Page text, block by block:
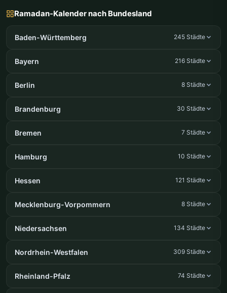
Ramadan-Kalender nach Bundesland
Baden-Württemberg 245 Städte
Bayern 216 Städte
Berlin 8 Städte
Brandenburg 30 Städte
Bremen 7 Städte
Hamburg 10 Städte
Hessen 121 Städte
Mecklenburg-Vorpommern 8 Städte
Niedersachsen 134 Städte
Nordrhein-Westfalen 309 Städte
Rheinland-Pfalz 74 Städte